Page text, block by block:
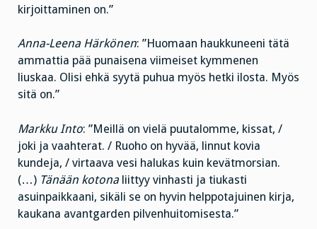
kirjoittaminen on.”
Anna-Leena Härkönen: ”Huomaan haukkuneeni tätä
ammattia pää punaisena viimeiset kymmenen
liuskaa. Olisi ehkä syytä puhua myös hetki ilosta. Myös
sitä on.”
Markku Into: ”Meillä on vielä puutalomme, kissat, /
joki ja vaahterat. / Ruoho on hyvää, linnut kovia
kundeja, / virtaava vesi halukas kuin kevätmorsian.
(…) Tänään kotona liittyy vinhasti ja tiukasti
asuinpaikkaani, sikäli se on hyvin helppotajuinen kirja,
kaukana avantgarden pilvenhuitomisesta.”